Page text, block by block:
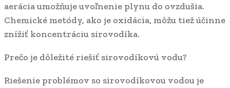
aerácia umožňuje uvoľnenie plynu do ovzdušia.
Chemické metódy, ako je oxidácia, môžu tiež účinne
znížiť koncentráciu sirovodíka.
Prečo je dôležité riešiť sirovodíkovú vodu?
Riešenie problémov so sirovodíkovou vodou je